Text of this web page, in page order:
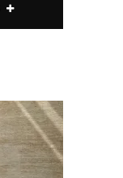
Ce produit a plusieurs variations. Les options peuvent être choisies sur la page du produit